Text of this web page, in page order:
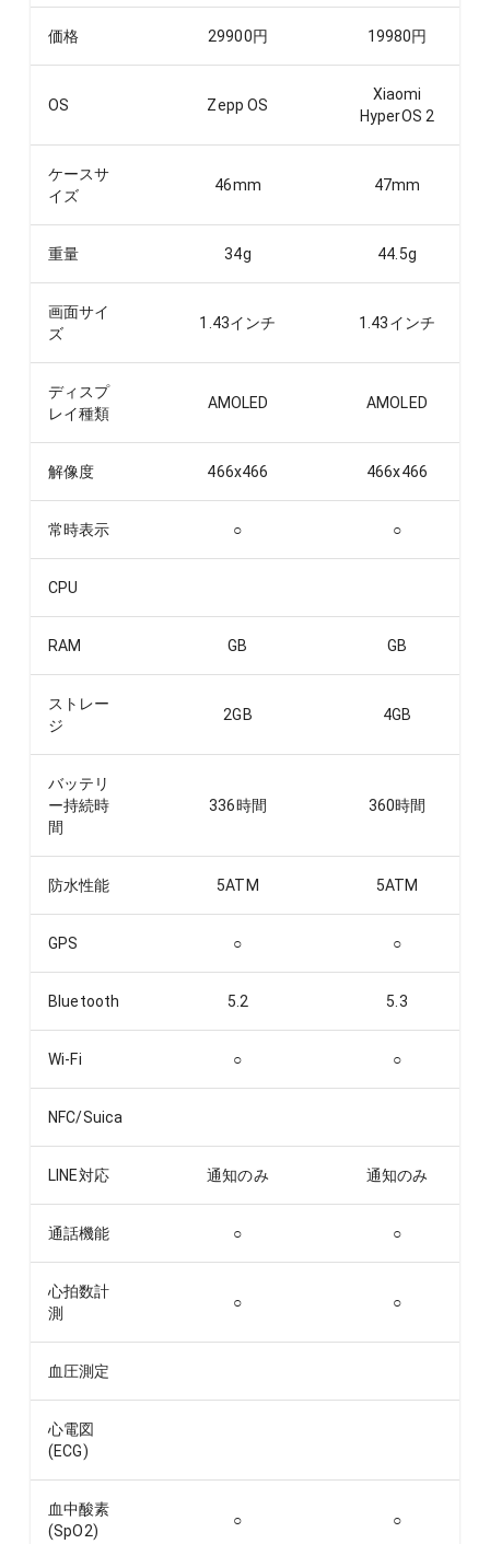
価格 29900円 19980円
OS Zepp OS
Xiaomi
HyperOS 2
ケースサ
イズ
46mm 47mm
重量 34g 44.5g
画面サイ
ズ
1.43インチ 1.43インチ
ディスプ
レイ種類
AMOLED AMOLED
解像度 466x466 466x466
常時表示 ○ ○
CPU
RAM GB GB
ストレー
ジ
2GB 4GB
バッテリ
ー持続時
間
336時間 360時間
防水性能 5ATM 5ATM
GPS ○ ○
Bluetooth 5.2 5.3
Wi-Fi ○ ○
NFC/Suica
LINE対応 通知のみ 通知のみ
通話機能 ○ ○
心拍数計
測
○ ○
血圧測定
心電図
(ECG)
血中酸素
(SpO2)
○ ○